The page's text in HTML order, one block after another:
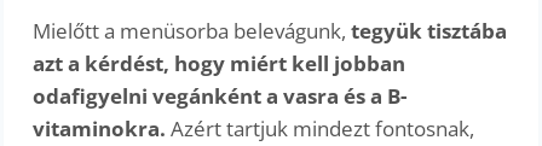
Mielőtt a menüsorba belevágunk,tegyük tisztába
azt a kérdést, hogy miért kell jobban
odafigyelni vegánként a vasra és a B-
vitaminokra. Azért tartjuk mindezt fontosnak,